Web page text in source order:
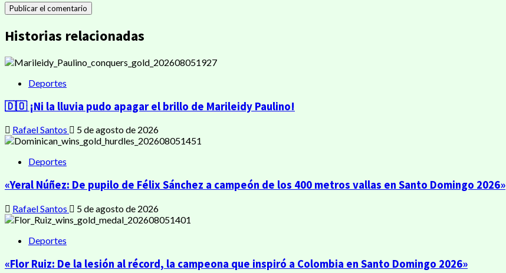
Historias relacionadas
Deportes
🇩🇴 ¡Ni la lluvia pudo apagar el brillo de Marileidy Paulino!
Rafael Santos 5 de agosto de 2026
Deportes
«Yeral Núñez: De pupilo de Félix Sánchez a campeón de los 400 metros vallas en Santo Domingo 2026»
Rafael Santos 5 de agosto de 2026
Deportes
«Flor Ruiz: De la lesión al récord, la campeona que inspiró a Colombia en Santo Domingo 2026»